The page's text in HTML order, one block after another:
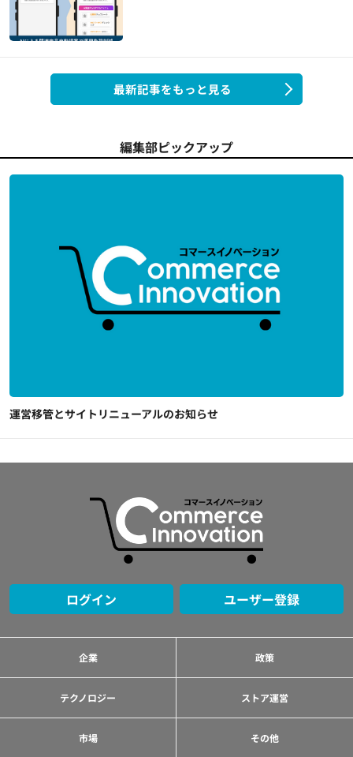
最新記事をもっと見る
編集部ピックアップ
運営移管とサイトリニューアルのお知らせ
ログイン ユーザー登録
企業 政策
テクノロジー ストア運営
市場 その他